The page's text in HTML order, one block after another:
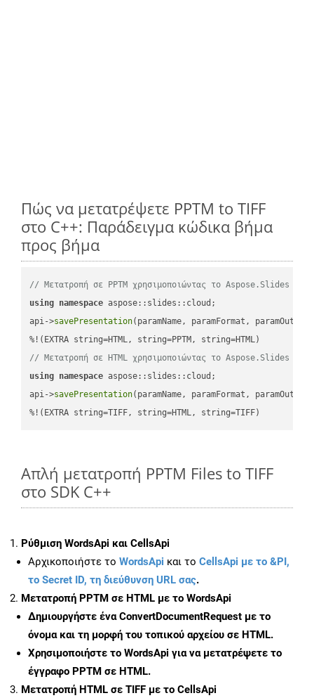
Πώς να μετατρέψετε PPTM to TIFF
στο C++: Παράδειγμα κώδικα βήμα
προς βήμα
// Μετατροπή σε PPTM χρησιμοποιώντας το Aspose.Slides
using namespace aspose::slides::cloud;
api->savePresentation(paramName, paramFormat,
// Μετατροπή σε HTML χρησιμοποιώντας το Aspose.Slides
using namespace aspose::slides::cloud;
api->savePresentation(paramName, paramFormat,
%!(EXTRA string=TIFF, string=HTML, string=TIFF)
Απλή μετατροπή PPTM Files to TIFF
στο SDK C++
Ρύθμιση WordsApi και CellsApi
Αρχικοποιήστε το WordsApi και το CellsApi με το &PI,
το Secret ID, τη διεύθυνση URL σας.
Μετατροπή PPTM σε HTML με το WordsApi
Δημιουργήστε έναConvertDocumentRequest με το
όνομα και τη μορφή του τοπικού αρχείου σε HTML.
Χρησιμοποιήστε το WordsApi για να μετατρέψετε το
έγγραφο PPTM σε HTML.
Μετατροπή HTML σε TIFF με το CellsApi